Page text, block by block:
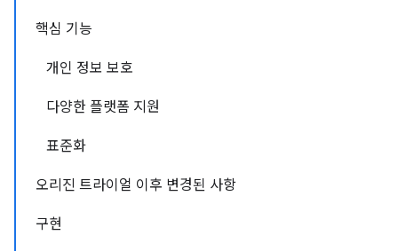
핵심 기능
개인 정보 보호
다양한 플랫폼 지원
표준화
오리진 트라이얼 이후 변경된 사항
구현